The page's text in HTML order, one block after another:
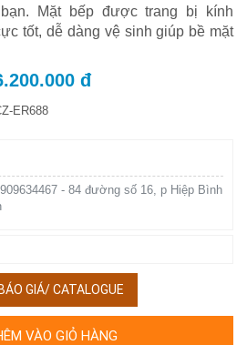
Mặt bếp được trang bị kính
tốt, dễ dàng vệ sinh giúp bề mặt
đ
ER688
- 84 đường số 16, p Hiệp Bình
GIÁ/ CATALOGUE
VÀO GIỎ HÀNG